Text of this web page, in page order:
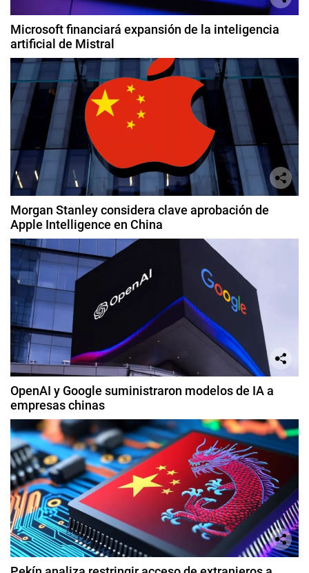
Microsoft financiará expansión de la inteligencia
artificial de Mistral
Morgan Stanley considera clave aprobación de
Apple Intelligence en China
OpenAI y Google suministraron modelos de IA a
empresas chinas